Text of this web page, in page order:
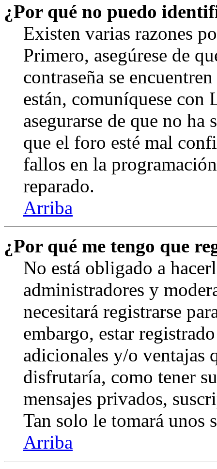
¿Por qué no puedo
Existen varias razones
Primero, asegúrese de
contraseña se
están, comuníquese
asegurarse de que no
que el foro esté mal
fallos en la
reparado.
Arriba
¿Por qué me tengo que
No está obligado a
administradores y
necesitará registrarse
embargo, estar
adicionales y/o ventajas
disfrutaría, como tener
mensajes privados,
Tan solo le tomará unos
Arriba